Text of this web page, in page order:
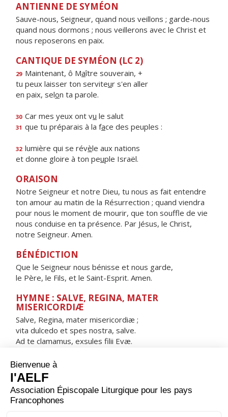
ANTIENNE DE SYMÉON
Sauve-nous, Seigneur, quand nous veillons ; garde-nous
quand nous dormons ; nous veillerons avec le Christ et
nous reposerons en paix.
CANTIQUE DE SYMÉON (LC 2)
29 Maintenant, ô Maître souverain, +
tu peux laisser ton serviteur s'en aller
en paix, selon ta parole.
30 Car mes yeux ont vu le salut
31 que tu préparais à la face des peuples :
32 lumière qui se révèle aux nations
et donne gloire à ton peuple Israël.
ORAISON
Notre Seigneur et notre Dieu, tu nous as fait entendre
ton amour au matin de la Résurrection ; quand viendra
pour nous le moment de mourir, que ton souffle de vie
nous conduise en ta présence. Par Jésus, le Christ,
notre Seigneur. Amen.
BÉNÉDICTION
Que le Seigneur nous bénisse et nous garde,
le Père, le Fils, et le Saint-Esprit. Amen.
HYMNE : SALVE, REGINA, MATER
MISERICORDIÆ
Salve, Regina, mater misericordiæ ;
vita dulcedo et spes nostra, salve.
Ad te clamamus, exsules filii Evæ.
in hac lacrimarum valle.
Eia ergo, advocata nostra,
illos tuos misericordes oculos
ad nos converte.